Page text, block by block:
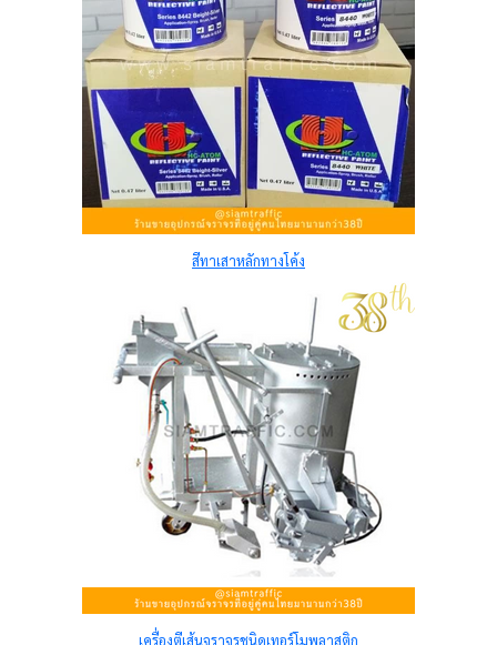
สีทาเสาหลักทางโค้ง
เครื่องตีเส้นจราจรชนิดเทอร์โมพลาสติก